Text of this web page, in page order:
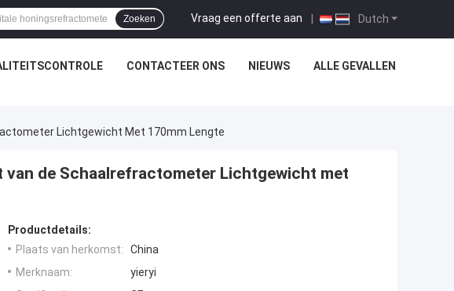
Dutch
Vraag een offerte aan |
Zoeken
CONTACTEER ONS NIEUWS ALLE GEVALLEN
Lichtgewicht Met 170mm Lengte
de Schaalrefractometer Lichtgewicht met
Productdetails:
Plaats van herkomst:
China
Merknaam:
yieryi